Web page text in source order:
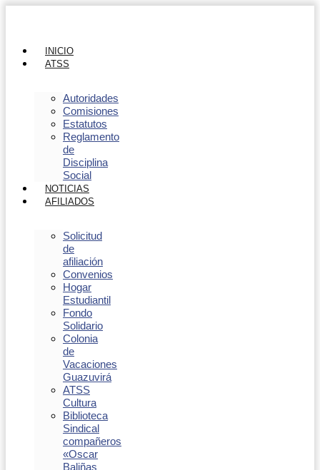
INICIO
ATSS
Autoridades
Comisiones
Estatutos
Reglamento
de
Disciplina
Social
NOTICIAS
AFILIADOS
Solicitud
de
afiliación
Convenios
Hogar
Estudiantil
Fondo
Solidario
Colonia
de
Vacaciones
Guazuvirá
ATSS
Cultura
Biblioteca
Sindical
compañeros
«Oscar
Baliñas